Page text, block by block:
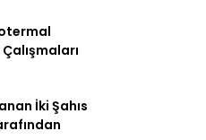
İki Şahıs